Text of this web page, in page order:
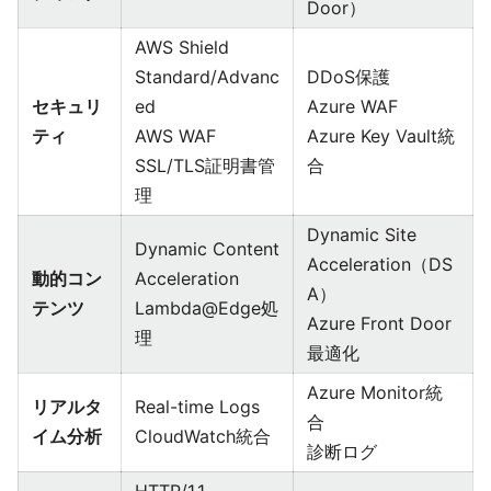
Door）
セキュリ
ティ
AWS Shield
Standard/Advanc
ed
AWS WAF
SSL/TLS証明書管
理
DDoS保護
Azure WAF
Azure Key Vault統
合
動的コン
テンツ
Dynamic Content
Acceleration
Lambda@Edge処
理
Dynamic Site
Acceleration（DS
A）
Azure Front Door
最適化
リアルタ
イム分析
Real-time Logs
CloudWatch統合
Azure Monitor統
合
診断ログ